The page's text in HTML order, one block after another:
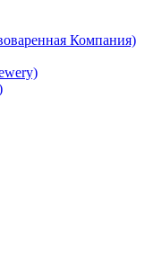
Компания)